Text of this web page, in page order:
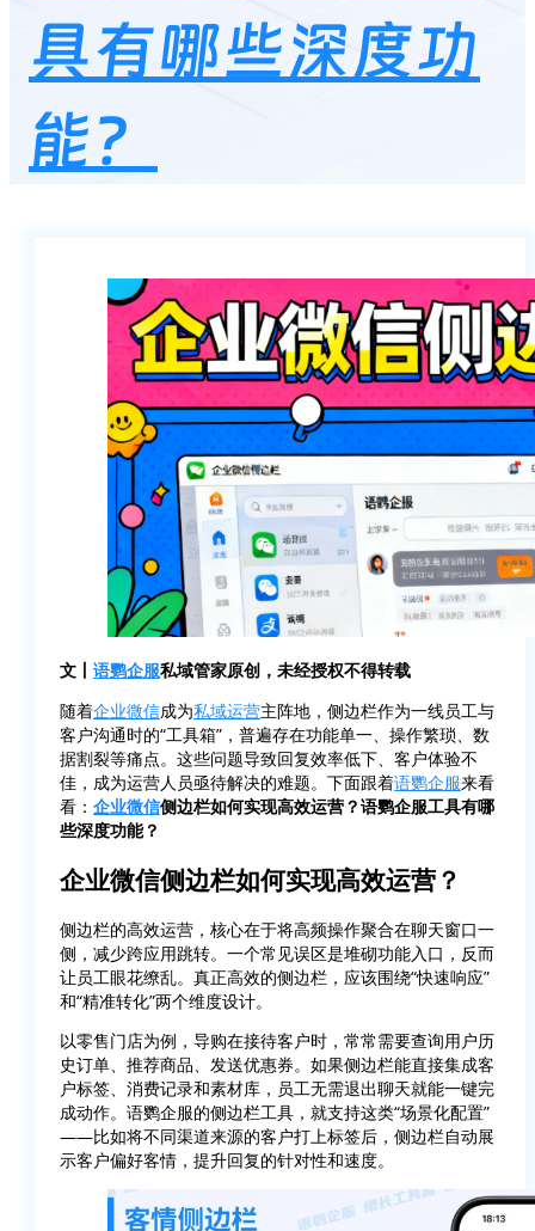
具有哪些深度功
能？
文丨 语鹦企服私域管家原创，未经授权不得转载
随着企业微信成为私域运营主阵地，侧边栏作为一线员工与
客户沟通时的“工具箱”，普遍存在功能单一、操作繁琐、数
据割裂等痛点。这些问题导致回复效率低下、客户体验不
佳，成为运营人员亟待解决的难题。下面跟着语鹦企服来看
看： 企业微信侧边栏如何实现高效运营？语鹦企服工具有哪
些深度功能？
企业微信侧边栏如何实现高效运营？
侧边栏的高效运营，核心在于将高频操作聚合在聊天窗口一
侧，减少跨应用跳转。一个常见误区是堆砌功能入口，反而
让员工眼花缭乱。真正高效的侧边栏，应该围绕“快速响应”
和“精准转化”两个维度设计。
以零售门店为例，导购在接待客户时，常常需要查询用户历
史订单、推荐商品、发送优惠券。如果侧边栏能直接集成客
户标签、消费记录和素材库，员工无需退出聊天就能一键完
成动作。语鹦企服的侧边栏工具，就支持这类“场景化配置”
——比如将不同渠道来源的客户打上标签后，侧边栏自动展
示客户偏好客情，提升回复的针对性和速度。